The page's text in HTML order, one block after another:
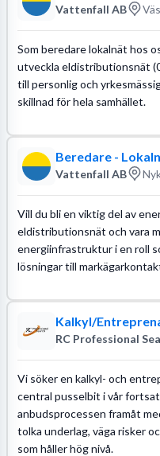
Vattenfall AB
Som beredare lokalnät hos
utveckla eldistributionsnät
till personlig och
skillnad för hela samhället.
Beredare -
Vattenfall AB
Vill du bli en viktig del av
eldistributionsnät och vara
energiinfrastruktur i en roll
lösningar till
Kalkyl/
RC Professional
Vi söker en kalkyl- och
central pusselbit i vår
anbudsprocessen framåt
tolka underlag, väga risker
som håller hög nivå.